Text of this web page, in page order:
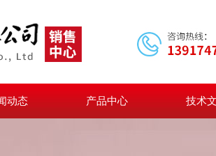
动态 产品中心 技术